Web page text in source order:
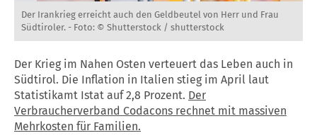
Der Irankrieg erreicht auch den Geldbeutel von Herr und Frau
Südtiroler. - Foto: © Shutterstock / shutterstock
Der Krieg im Nahen Osten verteuert das Leben auch in
Südtirol. Die Inflation in Italien stieg im April laut
Statistikamt Istat auf 2,8 Prozent. Der
Verbraucherverband Codacons rechnet mit massiven
Mehrkosten für Familien.